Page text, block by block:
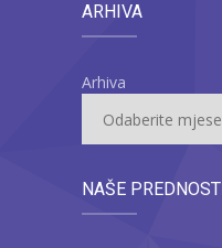
ARHIVA
Arhiva
NAŠE PREDNOSTI